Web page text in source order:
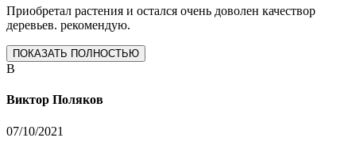
Приобретал растения и остался очень доволен качествор
деревьев. рекомендую.
ПОКАЗАТЬ ПОЛНОСТЬЮ
В
Виктор Поляков
07/10/2021